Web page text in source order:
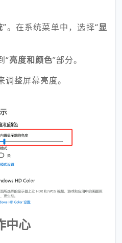
直观的设置菜单，让用户
“亮度和颜色”部分。
调整屏幕亮度。